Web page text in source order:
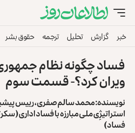
خبر گزارش تحلیل ترجمه حقوق بشر
فساد چگونه نظام جمهوری
ویران کرد؟- قسمت سوم
نویسنده: محمد سالم صفری، رییس
استراتیژِی ملی مبارزه با فساد اداری
فساد)